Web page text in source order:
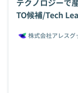
テクノロジーで
TO候補/Tech
株式会社アレスグ